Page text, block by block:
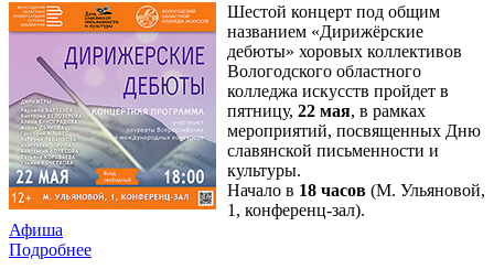
Шестой концерт под общим
названием «Дирижёрские
дебюты» хоровых коллективов
Вологодского областного
колледжа искусств пройдет в
пятницу, 22 мая, в рамках
мероприятий, посвященных Дню
славянской письменности и
культуры.
Начало в 18 часов (М. Ульяновой,
1, конференц-зал).
Афиша
Подробнее